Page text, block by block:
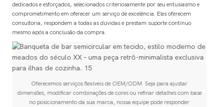
dedicados e esforçados, selecionados criteriosamente por seu entusiasmo e
comprometimento em oferecer um serviço de excelência. Eles oferecem
consultoria, respondem a todas as dúvidas e prestam suporte contínuo
mesmo após a conclusão da compra.
Oferecemos serviços flexíveis de OEM/ODM. Seja para ajustar
dimensões, modificar combinações de cores ou refinar detalhes com base
no posicionamento da sua marca, nossa equipe pode responder